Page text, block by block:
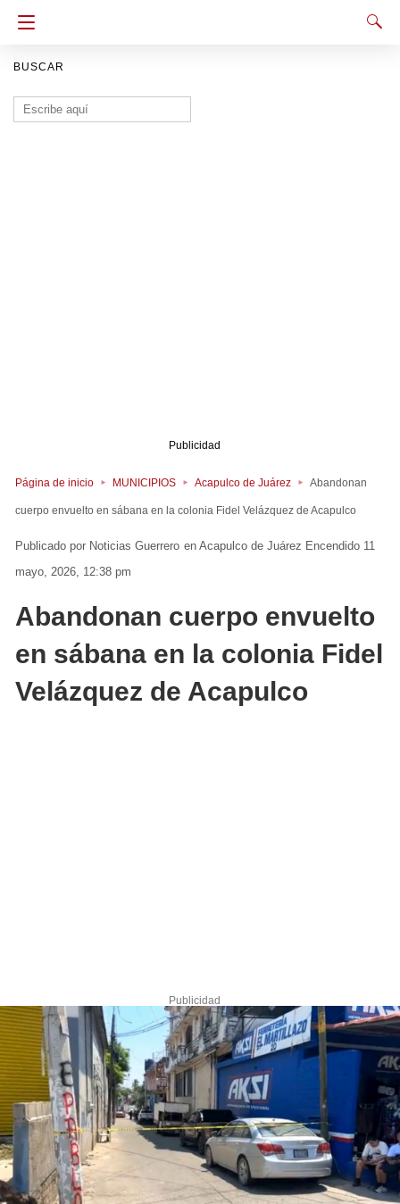
BUSCAR
Buscar:
Publicidad
Página de inicio MUNICIPIOS Acapulco de Juárez Abandonan
cuerpo envuelto en sábana en la colonia Fidel Velázquez de Acapulco
Noticias Guerrero en Acapulco de Juárez Encendido 11
mayo, 2026, 12:38 pm
Abandonan cuerpo envuelto
en sábana en la colonia Fidel
Velázquez de Acapulco
Publicidad